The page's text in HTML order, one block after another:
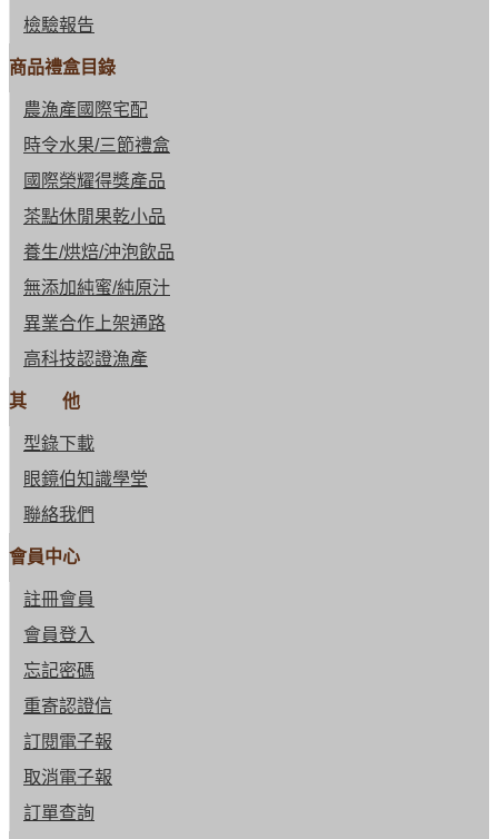
檢驗報告
商品禮盒目錄
農漁產國際宅配
時令水果/三節禮盒
國際榮耀得獎產品
茶點休閒果乾小品
養生/烘焙/沖泡飲品
無添加純蜜/純原汁
異業合作上架通路
高科技認證漁產
其 他
型錄下載
眼鏡伯知識學堂
聯絡我們
會員中心
註冊會員
會員登入
忘記密碼
重寄認證信
訂閱電子報
取消電子報
訂單查詢